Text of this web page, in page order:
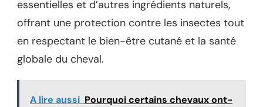
essentielles et d’autres ingrédients naturels,
offrant une protection contre les insectes tout
en respectant le bien-être cutané et la santé
globale du cheval.
A lire aussi Pourquoi certains chevaux ont-